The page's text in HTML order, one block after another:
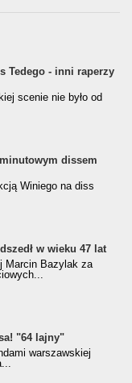
Tedego - inni raperzy
scenie nie było od
dissem
Winiego na diss
w wieku 47 lat
Marcin Bazylak za
"64 lajny"
warszawskiej